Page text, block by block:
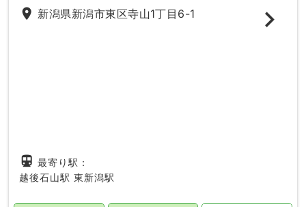
place 新潟県新潟市東区寺山1丁目6-1
directions_subway 最寄り駅：
越後石山駅 東新潟駅